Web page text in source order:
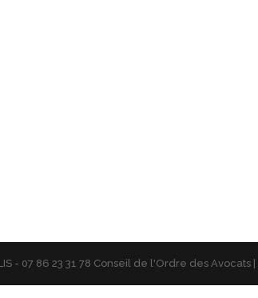
- 07 86 23 31 78 Conseil de l'Ordre des Avocats |